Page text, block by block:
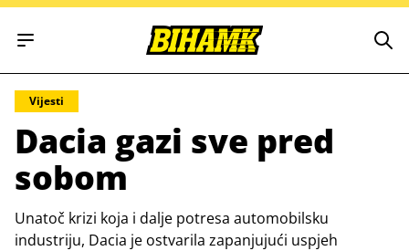
Open main menu
Vijesti
Dacia gazi sve pred
sobom
Unatoč krizi koja i dalje potresa automobilsku
industriju, Dacia je ostvarila zapanjujući uspjeh